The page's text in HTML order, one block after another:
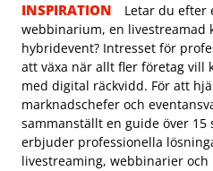
INSPIRATION
Letar du efter
webbinarium, en livestreamad
hybridevent? Intresset för
att växa när allt fler företag vill
med digital räckvidd. För att
marknadschefer och
sammanställt en guide över 15
erbjuder professionella
livestreaming, webbinarier